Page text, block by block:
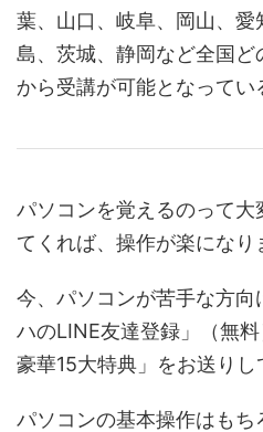
葉、山口、岐阜、岡山、
島、茨城、静岡など全国
から受講が可能となってい
パソコンを覚えるのって
てくれば、操作が楽になり
今、パソコンが苦手な方
ハのLINE友達登録」（無
豪華15大特典」をお送りし
パソコンの基本操作はも